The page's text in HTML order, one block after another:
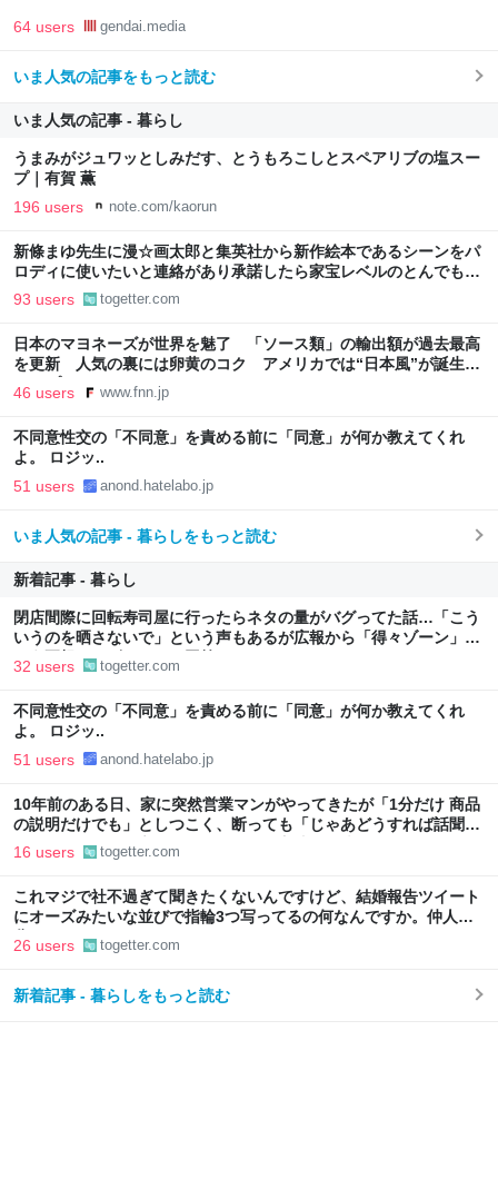
64 users gendai.media
いま人気の記事をもっと読む
いま人気の記事 - 暮らし
うまみがジュワッとしみだす、とうもろこしとスペアリブの塩スー
プ｜有賀 薫
196 users note.com/kaorun
新條まゆ先生に漫☆画太郎と集英社から新作絵本であるシーンをパ
ロディに使いたいと連絡があり承諾したら家宝レベルのとんでもな
いものが届いた
93 users togetter.com
日本のマヨネーズが世界を魅了 「ソース類」の輸出額が過去最高
を更新 人気の裏には卵黄のコク アメリカでは“日本風”が誕生｜
FNNプライムオンライン
46 users www.fnn.jp
不同意性交の「不同意」を責める前に「同意」が何か教えてくれ
よ。 ロジッ..
51 users anond.hatelabo.jp
いま人気の記事 - 暮らしをもっと読む
新着記事 - 暮らし
閉店間際に回転寿司屋に行ったらネタの量がバグってた話…「こう
いうのを晒さないで」という声もあるが広報から「得々ゾーン」と
いう正規サービスだとの回答も
32 users togetter.com
不同意性交の「不同意」を責める前に「同意」が何か教えてくれ
よ。 ロジッ..
51 users anond.hatelabo.jp
10年前のある日、家に突然営業マンがやってきたが「1分だけ 商品
の説明だけでも」としつこく、断っても「じゃあどうすれば話聞い
てくれますか」と言われたので、ある方法で解決することに
16 users togetter.com
これマジで社不過ぎて聞きたくないんですけど、結婚報告ツイート
にオーズみたいな並びで指輪3つ写ってるの何なんですか。仲人の
分？
26 users togetter.com
新着記事 - 暮らしをもっと読む